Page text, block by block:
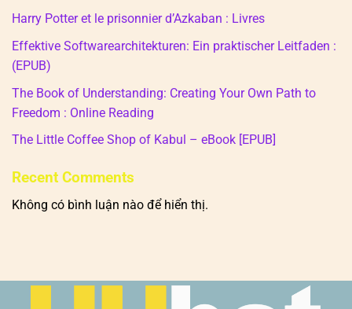
Harry Potter et le prisonnier d’Azkaban : Livres
Effektive Softwarearchitekturen: Ein praktischer Leitfaden :
(EPUB)
The Book of Understanding: Creating Your Own Path to
Freedom : Online Reading
The Little Coffee Shop of Kabul – eBook [EPUB]
Recent Comments
Không có bình luận nào để hiển thị.